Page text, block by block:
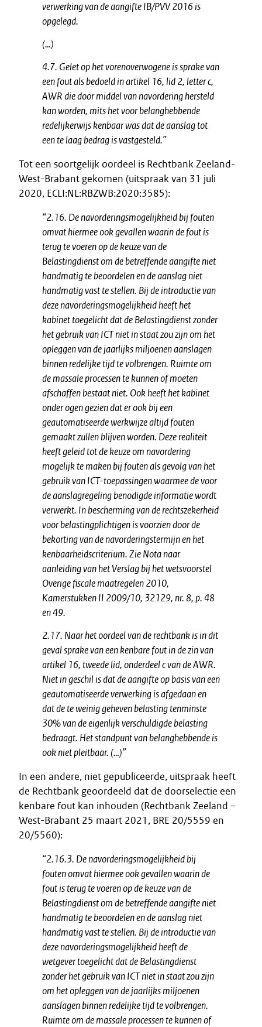
verwerking van de aangifte IB/PVV 2016 is
opgelegd.
(…)
4.7. Gelet op het vorenoverwogene is sprake van
een fout als bedoeld in artikel 16, lid 2, letter c,
AWR die door middel van navordering hersteld
kan worden, mits het voor belanghebbende
redelijkerwijs kenbaar was dat de aanslag tot
een te laag bedrag is vastgesteld.”
Tot een soortgelijk oordeel is Rechtbank Zeeland-
West-Brabant gekomen (uitspraak van 31 juli
2020, ECLI:NL:RBZWB:2020:3585):
“2.16. De navorderingsmogelijkheid bij fouten
omvat hiermee ook gevallen waarin de fout is
terug te voeren op de keuze van de
Belastingdienst om de betreffende aangifte niet
handmatig te beoordelen en de aanslag niet
handmatig vast te stellen. Bij de introductie van
deze navorderingsmogelijkheid heeft het
kabinet toegelicht dat de Belastingdienst zonder
het gebruik van ICT niet in staat zou zijn om het
opleggen van de jaarlijks miljoenen aanslagen
binnen redelijke tijd te volbrengen. Ruimte om
de massale processen te kunnen of moeten
afschaffen bestaat niet. Ook heeft het kabinet
onder ogen gezien dat er ook bij een
geautomatiseerde werkwijze altijd fouten
gemaakt zullen blijven worden. Deze realiteit
heeft geleid tot de keuze om navordering
mogelijk te maken bij fouten als gevolg van het
gebruik van ICT-toepassingen waarmee de voor
de aanslagregeling benodigde informatie wordt
verwerkt. In bescherming van de rechtszekerheid
voor belastingplichtigen is voorzien door de
bekorting van de navorderingstermijn en het
kenbaarheidscriterium. Zie Nota naar
aanleiding van het Verslag bij het wetsvoorstel
Overige fiscale maatregelen 2010,
Kamerstukken II 2009/10, 32129, nr. 8, p. 48
en 49.
2.17. Naar het oordeel van de rechtbank is in dit
geval sprake van een kenbare fout in de zin van
artikel 16, tweede lid, onderdeel c van de AWR.
Niet in geschil is dat de aangifte op basis van een
geautomatiseerde verwerking is afgedaan en
dat de te weinig geheven belasting tenminste
30% van de eigenlijk verschuldigde belasting
bedraagt. Het standpunt van belanghebbende is
ook niet pleitbaar. (…)”
In een andere, niet gepubliceerde, uitspraak heeft
de Rechtbank geoordeeld dat de doorselectie een
kenbare fout kan inhouden (Rechtbank Zeeland –
West-Brabant 25 maart 2021, BRE 20/5559 en
20/5560):
“2.16.3. De navorderingsmogelijkheid bij
fouten omvat hiermee ook gevallen waarin de
fout is terug te voeren op de keuze van de
Belastingdienst om de betreffende aangifte niet
handmatig te beoordelen en de aanslag niet
handmatig vast te stellen. Bij de introductie van
deze navorderingsmogelijkheid heeft de
wetgever toegelicht dat de Belastingdienst
zonder het gebruik van ICT niet in staat zou zijn
om het opleggen van de jaarlijks miljoenen
aanslagen binnen redelijke tijd te volbrengen.
Ruimte om de massale processen te kunnen of